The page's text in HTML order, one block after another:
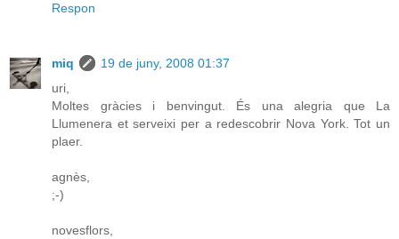
Respon
miq
19 de juny, 2008 01:37
uri,
Moltes gràcies i benvingut. És una alegria que La
Llumenera et serveixi per a redescobrir Nova York. Tot un
plaer.
agnès,
;-)
novesflors,